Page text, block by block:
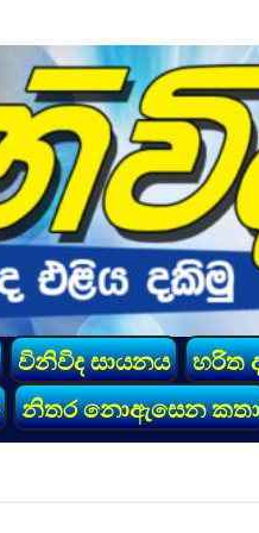
විනිවිද සායනය හරිත
නිතර නොඇසෙන කතා